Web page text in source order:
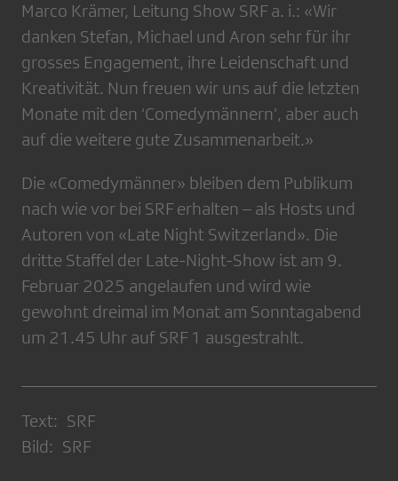
Marco Krämer, Leitung Show SRF a. i.: «Wir
danken Stefan, Michael und Aron sehr für ihr
grosses Engagement, ihre Leidenschaft und
Kreativität. Nun freuen wir uns auf die letzten
Monate mit den ‘Comedymännern’, aber auch
auf die weitere gute Zusammenarbeit.»
Die «Comedymänner» bleiben dem Publikum
nach wie vor bei SRF erhalten – als Hosts und
Autoren von «Late Night Switzerland». Die
dritte Staffel der Late-Night-Show ist am 9.
Februar 2025 angelaufen und wird wie
gewohnt dreimal im Monat am Sonntagabend
um 21.45 Uhr auf SRF 1 ausgestrahlt.
Text: SRF
Bild: SRF